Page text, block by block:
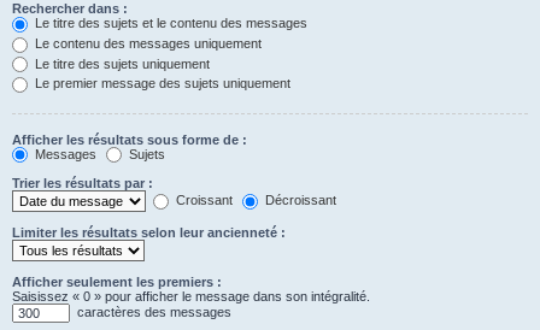
Rechercher dans :
Le titre des sujets et le contenu des messages
Le contenu des messages uniquement
Le titre des sujets uniquement
Le premier message des sujets uniquement
Afficher les résultats sous forme de :
Messages
Sujets
Trier les résultats par :
Croissant
Décroissant
Limiter les résultats selon leur ancienneté :
Afficher seulement les premiers :
Saisissez « 0 » pour afficher le message dans son intégralité.
caractères des messages